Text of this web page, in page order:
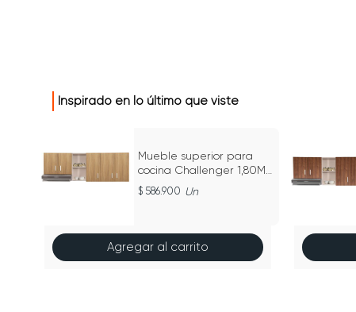
Inspirado en lo último que viste
Mueble superior para
cocina Challenger 1,80M
Acandi - SA 31180 MA
586.900 Un
Agregar al carrito